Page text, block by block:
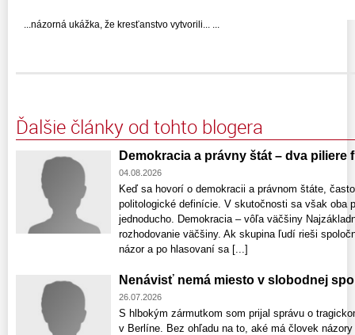
...názorná ukážka, že kresťanstvo vytvorili... ...
Ďalšie články od tohto blogera
Demokracia a právny štát – dva
04.08.2026
Keď sa hovorí o demokracii a právnom štáte,
politologické definície. V skutočnosti sa však oba
jednoducho. Demokracia – vôľa väčšiny
rozhodovanie väčšiny. Ak skupina ľudí rieši
názor a po hlasovaní sa [...]
Nenávisť nemá miesto v slobodnej
26.07.2026
S hlbokým zármutkom som prijal správu o
v Berlíne. Bez ohľadu na to, aké má človek